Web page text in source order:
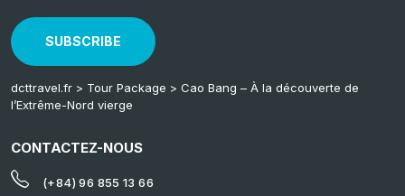
SUBSCRIBE
dcttravel.fr > Tour Package > Cao Bang – À la découverte de
l’Extrême-Nord vierge
CONTACTEZ-NOUS
(+84) 96 855 13 66